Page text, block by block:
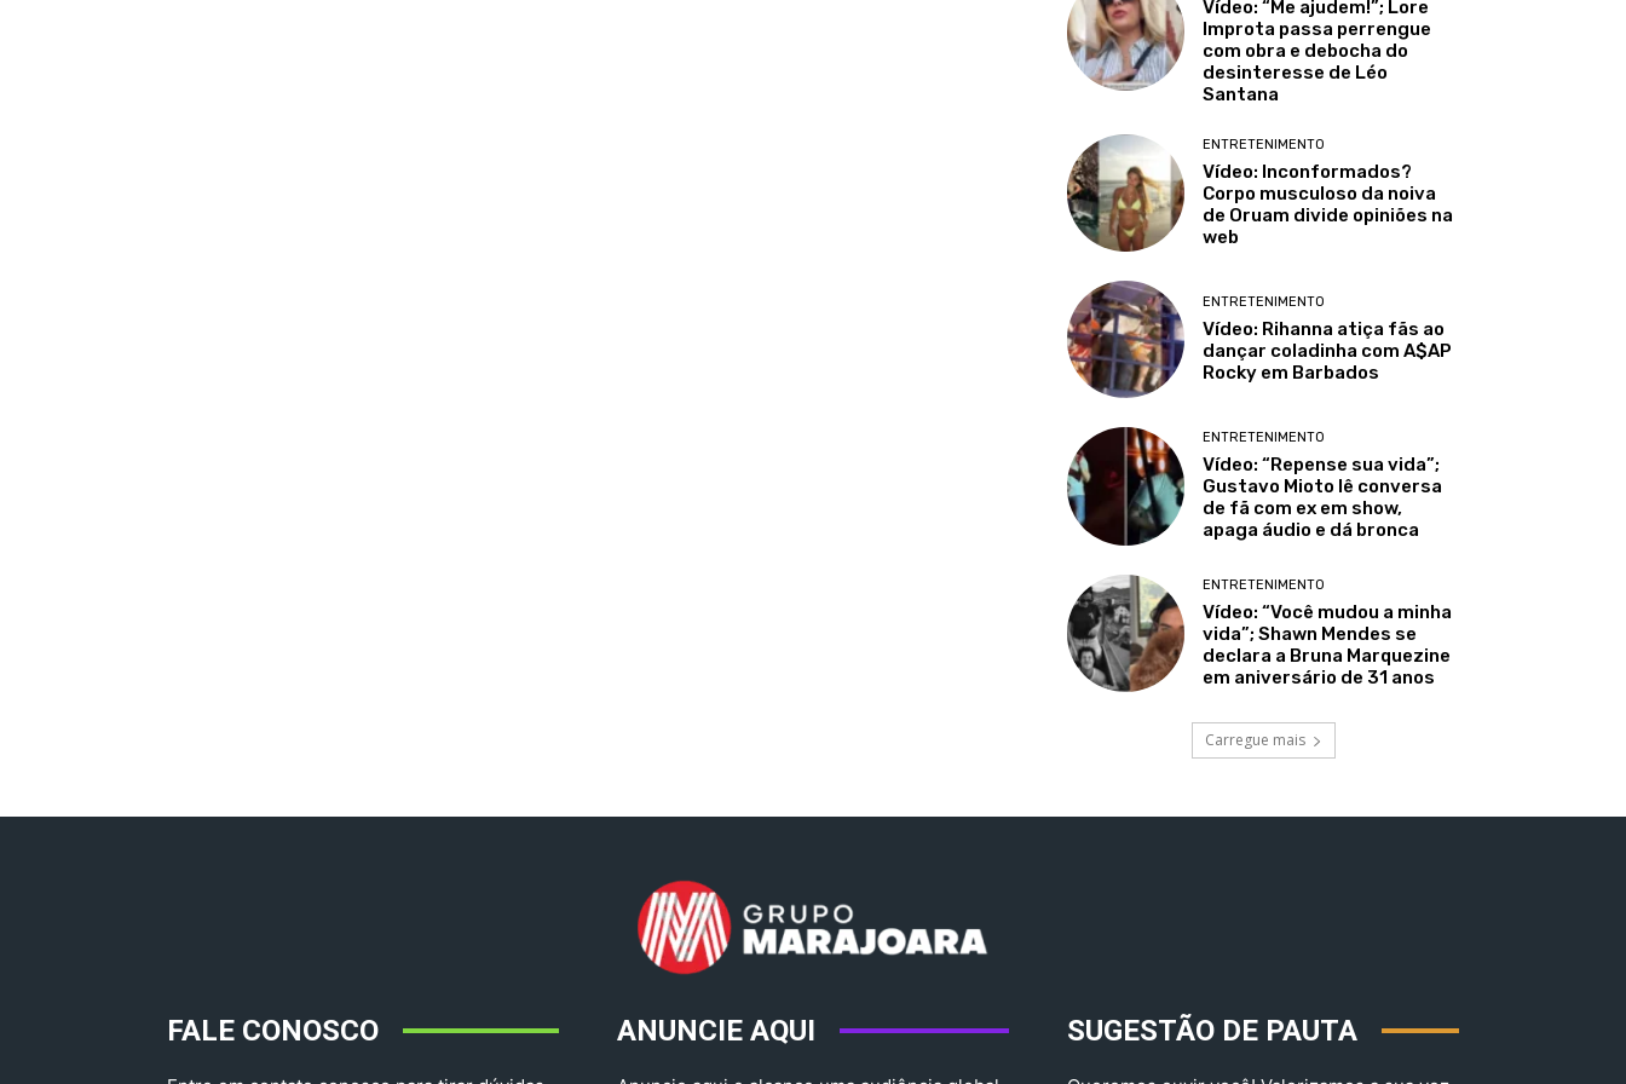
Vídeo: “Me ajudem!”; Lore
Improta passa perrengue
com obra e debocha do
desinteresse de Léo
Santana
ENTRETENIMENTO
Vídeo: Inconformados?
Corpo musculoso da noiva
de Oruam divide opiniões na
web
ENTRETENIMENTO
Vídeo: Rihanna atiça fãs ao
dançar coladinha com A$AP
Rocky em Barbados
ENTRETENIMENTO
Vídeo: “Repense sua vida”;
Gustavo Mioto lê conversa
de fã com ex em show,
apaga áudio e dá bronca
ENTRETENIMENTO
Vídeo: “Você mudou a minha
vida”; Shawn Mendes se
declara a Bruna Marquezine
em aniversário de 31 anos
Carregue mais
FALE CONOSCO ANUNCIE AQUI SUGESTÃO DE PAUTA